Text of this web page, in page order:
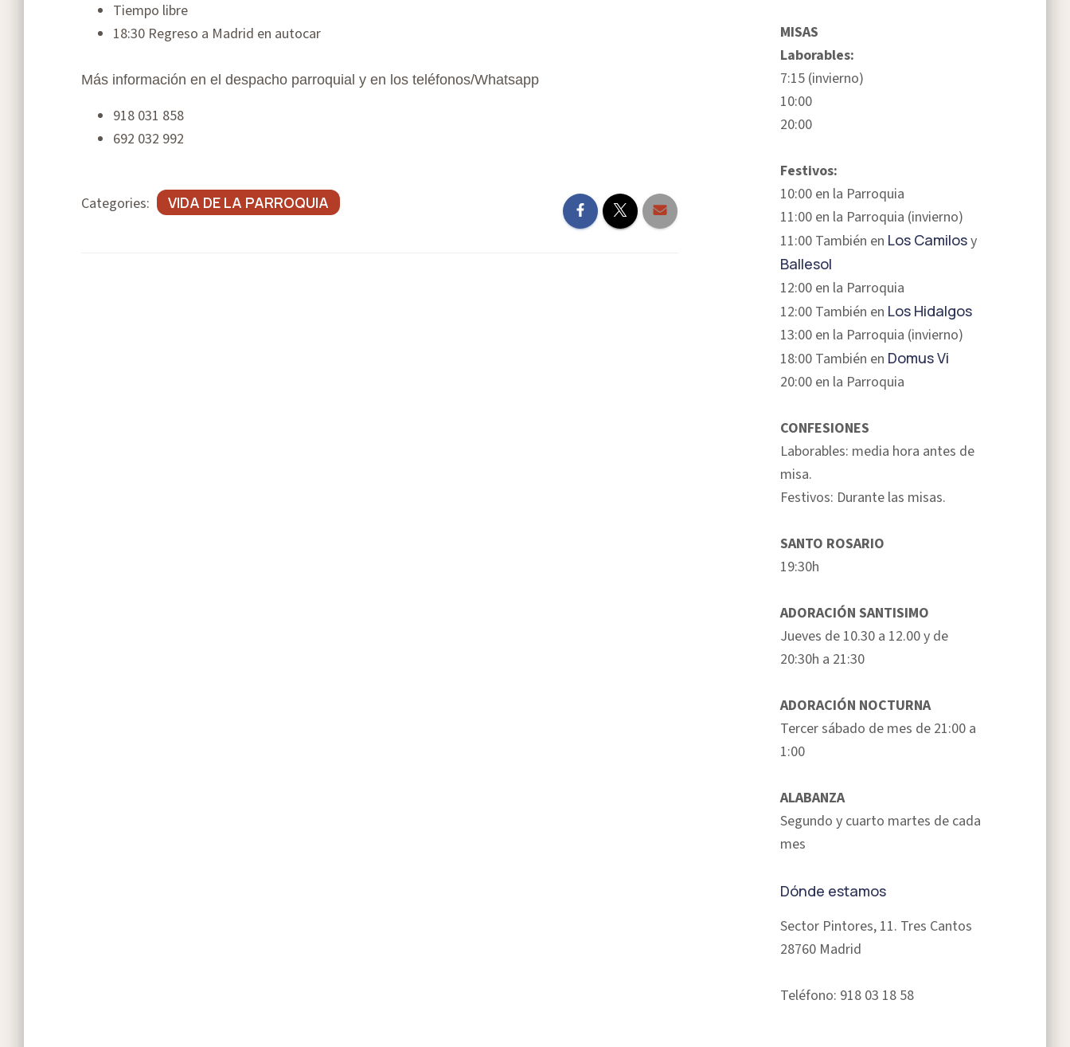
Tiempo libre
18:30 Regreso a Madrid en autocar
Más información en el despacho parroquial y en los teléfonos/Whatsapp
918 031 858
692 032 992
Categories: VIDA DE LA PARROQUIA
MISAS
Laborables:
7:15 (invierno)
10:00
20:00
Festivos:
10:00 en la Parroquia
11:00 en la Parroquia (invierno)
11:00 También en Los Camilosy
Ballesol
12:00 en la Parroquia
12:00 También en Los Hidalgos
13:00 en la Parroquia (invierno)
18:00 También en Domus Vi
20:00 en la Parroquia
CONFESIONES
Laborables: media hora antes de
misa.
Festivos: Durante las misas.
SANTO ROSARIO
19:30h
ADORACIÓN SANTISIMO
Jueves de 10.30 a 12.00 y de
20:30h a 21:30
ADORACIÓN NOCTURNA
Tercer sábado de mes de 21:00 a
1:00
ALABANZA
Segundo y cuarto martes de cada
mes
Dónde estamos
Sector Pintores, 11. Tres Cantos
28760 Madrid
Teléfono: 918 03 18 58